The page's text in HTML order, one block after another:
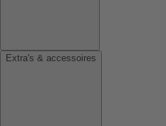
Extra's & accessoires